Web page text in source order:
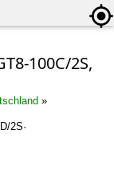
100C/2S,
»
2S·